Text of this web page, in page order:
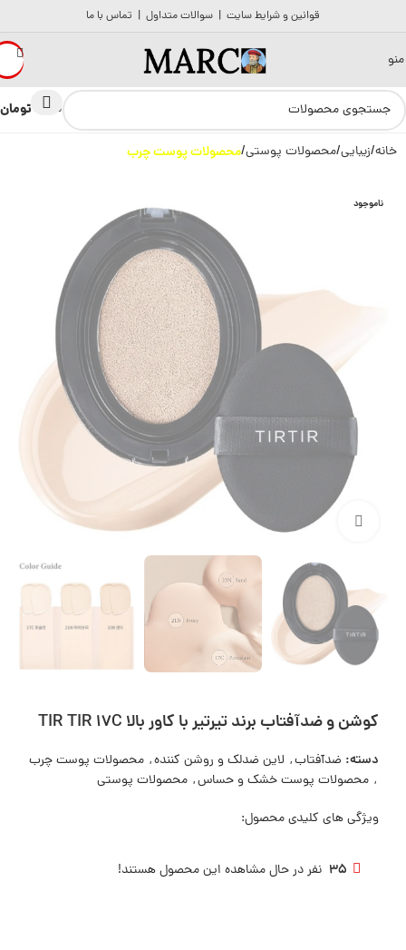
قوانین و شرایط سایت | سوالات متداول | تماس با ما
منو
0 تومان
خانه زیبایی محصولات پوستی محصولات پوست چرب
ناموجود
بزرگنمایی تصویر
کوشن و ضدآفتاب برند تیرتیر با کاور بالا TIR TIR 17C
دسته: ضدآفتاب, لاین ضدلک و روشن کننده, محصولات پوست چرب
, محصولات پوست خشک و حساس, محصولات پوستی
ویژگی های کلیدی محصول:
35 نفر در حال مشاهده این محصول هستند!